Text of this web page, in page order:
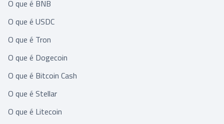
O que é BNB
O que é USDC
O que é Tron
O que é Dogecoin
O que é Bitcoin Cash
O que é Stellar
O que é Litecoin